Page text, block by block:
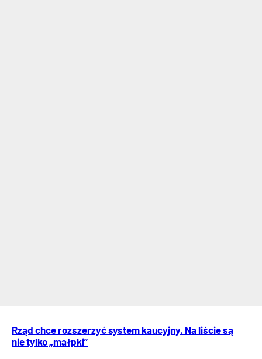
Rząd chce rozszerzyć system kaucyjny. Na liście są
nie tylko „małpki”